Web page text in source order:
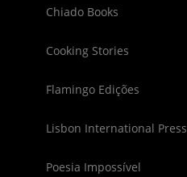
Chiado Books
Cooking Stories
Flamingo Edições
Lisbon International Press
Poesia Impossível